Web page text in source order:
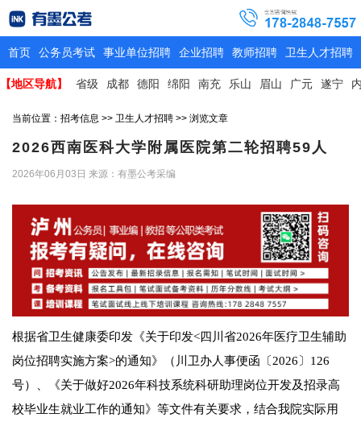
首页 公务员考试 事业单位招聘 企业招聘 教师招聘 卫生人才招聘
【地区导航】 省级 成都 德阳 绵阳 南充 乐山 眉山 广元 遂宁
当前位置： 招考信息 >> 卫生人才招聘 >> 浏览文章
2026西南医科大学附属医院第二轮招聘59人
2026年06月03日 来源：有墨公考采编
根据省卫生健康委印发《关于印发<四川省2026年医疗卫生辅助
岗位招聘实施方案>的通知》（川卫办人事便函〔2026〕126
号）、《关于做好2026年科技系统科研助理岗位开发及招录高
校毕业生就业工作的通知》等文件有关要求，结合我院实际用